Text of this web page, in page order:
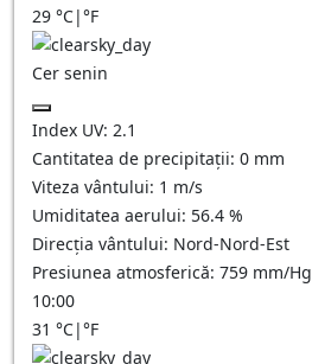
29 °C|°F
Cer senin
Index UV: 2.1
Cantitatea de precipitații: 0 mm
Viteza vântului: 1 m/s
Umiditatea aerului: 56.4 %
Direcția vântului: Nord-Nord-Est
Presiunea atmosferică: 759 mm/Hg
10:00
31 °C|°F